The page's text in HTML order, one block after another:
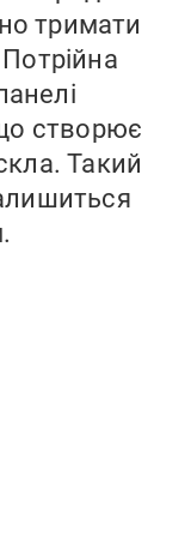
тримати
створює
Такий